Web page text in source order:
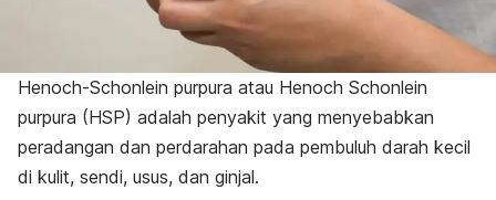
Henoch-Schonlein purpura atau Henoch Schonlein
purpura (HSP) adalah penyakit yang menyebabkan
peradangan dan perdarahan pada pembuluh darah kecil
di kulit, sendi, usus, dan ginjal.